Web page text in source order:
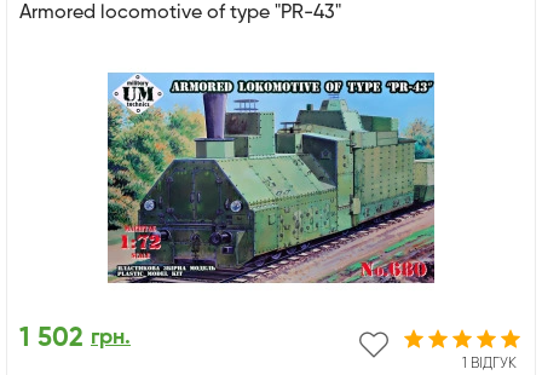
Armored locomotive of type "PR-43"
1 ВІДГУК
1 502 грн.